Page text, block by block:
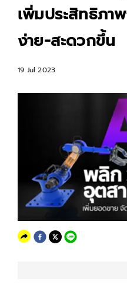
เพิ่มประสิทธิภา
ง่าย-สะดวกขึ้น
19 Jul 2023